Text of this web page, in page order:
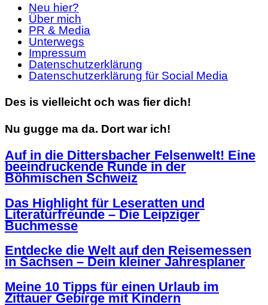
Neu hier?
Über mich
PR & Media
Unterwegs
Impressum
Datenschutzerklärung
Datenschutzerklärung für Social Media
Des is vielleicht och was fier dich!
Nu gugge ma da. Dort war ich!
Auf in die Dittersbacher Felsenwelt! Eine
beeindruckende Runde in der
Böhmischen Schweiz
Das Highlight für Leseratten und
Literaturfreunde – Die Leipziger
Buchmesse
Entdecke die Welt auf den Reisemessen
in Sachsen – Dein kleiner Jahresplaner
Meine 10 Tipps für einen Urlaub im
Zittauer Gebirge mit Kindern